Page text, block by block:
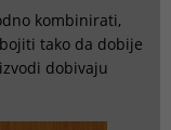
kombinirati,
tako da dobije
dobivaju